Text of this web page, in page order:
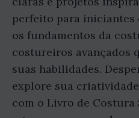
perfeito para iniciantes
os fundamentos da
costureiros avançados
suas habilidades.
explore sua
com o Livro de Costura